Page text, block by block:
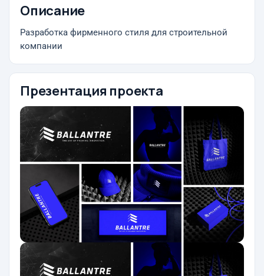
Описание
Разработка фирменного стиля для строительной
компании
Презентация проекта